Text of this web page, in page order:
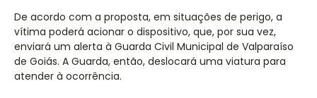
De acordo com a proposta, em situações de perigo, a
vítima poderá acionar o dispositivo, que, por sua vez,
enviará um alerta à Guarda Civil Municipal de Valparaíso
de Goiás. A Guarda, então, deslocará uma viatura para
atender à ocorrência.